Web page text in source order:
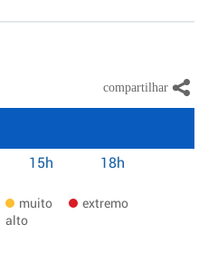
15h
18h
muito
alto
extremo